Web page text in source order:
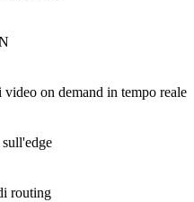
on demand in tempo reale
routing